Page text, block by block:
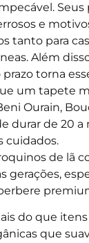
Seus
e
tanto para
Além
torna
um tapete
Ourain,
durar de 20 a
cuidados.
de lã
gerações,
do que
que